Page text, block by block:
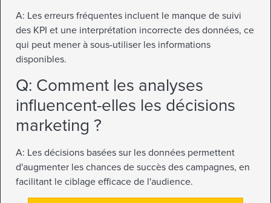
A: Les erreurs fréquentes incluent le manque de suivi
des KPI et une interprétation incorrecte des données, ce
qui peut mener à sous-utiliser les informations
disponibles.
Q: Comment les analyses
influencent-elles les décisions
marketing ?
A: Les décisions basées sur les données permettent
d'augmenter les chances de succès des campagnes, en
facilitant le ciblage efficace de l'audience.